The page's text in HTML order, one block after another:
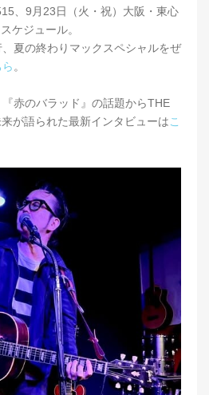
、9月23日（火・祝）大阪・東心
ケジュール。
夏の終わりマックスペシャルをぜ
。
赤のバラッド』の話題からTHE
が語られた最新インタビューはこ